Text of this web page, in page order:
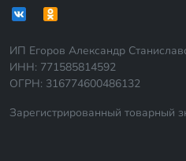
ИП Егоров Александр
ИНН: 771585814592
ОГРН: 316774600486132
Зарегистрированный товарный